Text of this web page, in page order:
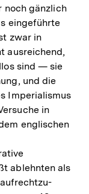
noch gänzlich
eingeführte
zwar in
ausreichend,
sind — sie
und die
Imperialismus
in
englischen
ablehnten als